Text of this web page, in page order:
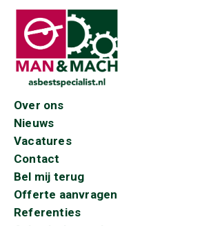
Over ons
Nieuws
Vacatures
Contact
Bel mij terug
Offerte aanvragen
Referenties